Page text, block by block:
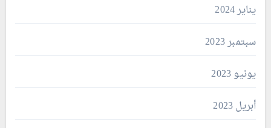
يناير 2024
سبتمبر 2023
يونيو 2023
أبريل 2023